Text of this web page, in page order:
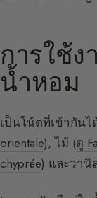
การใช้ง
น้ำหอม
เป็นโน้ตที่เข้ากัน
orientale), ไม้ (ดู
chyprée) และวานิ